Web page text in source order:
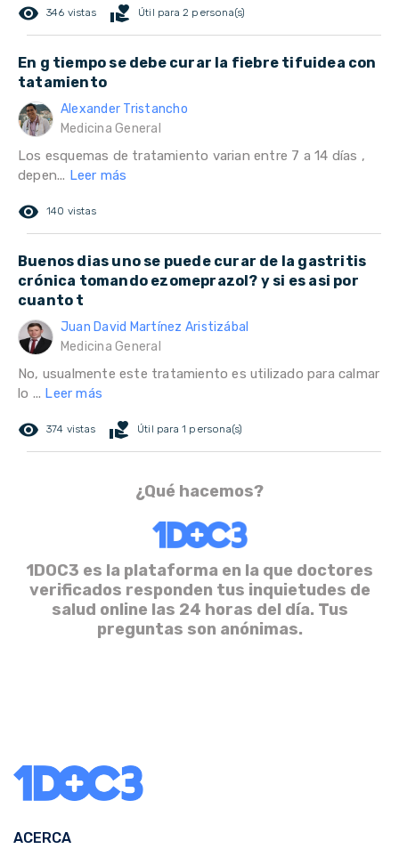
remove_red_eye 346 vistas volunteer_activism Útil para 2 persona(s)
En g tiempo se debe curar la fiebre tifuidea con
tatamiento
Alexander Tristancho
Medicina General
Los esquemas de tratamiento varian entre 7 a 14 días ,
depen... Leer más
remove_red_eye 140 vistas
Buenos dias uno se puede curar de la gastritis
crónica tomando ezomeprazol? y si es asi por
cuanto t
Juan David Martínez Aristizábal
Medicina General
No, usualmente este tratamiento es utilizado para calmar
lo ... Leer más
remove_red_eye 374 vistas volunteer_activism Útil para 1 persona(s)
¿Qué hacemos?
1DOC3 es la plataforma en la que doctores
verificados responden tus inquietudes de
salud online las 24 horas del día. Tus
preguntas son anónimas.
ACERCA